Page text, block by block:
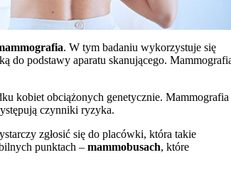
. W tym badaniu wykorzystuje się
do podstawy aparatu skanującego.
kobiet obciążonych genetycznie. Mammografia
czynniki ryzyka.
zgłosić się do placówki, która takie
punktach – mammobusach, które